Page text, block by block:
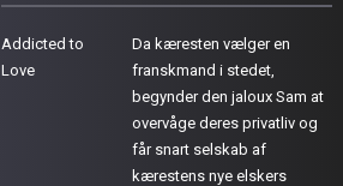
Addicted to
Love
Da kæresten vælger en
franskmand i stedet,
begynder den jaloux Sam at
overvåge deres privatliv og
får snart selskab af
kærestens nye elskers